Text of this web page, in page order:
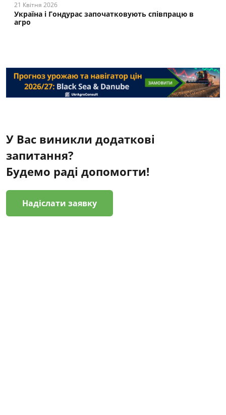
21 Квітня 2026
Україна і Гондурас започатковують співпрацю в
агро
У Вас виникли додаткові
запитання?
Будемо раді допомогти!
Надіслати заявку